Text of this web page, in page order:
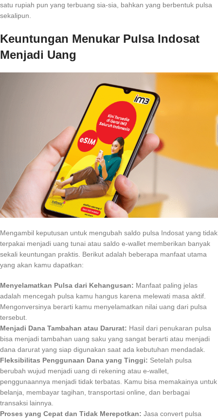
satu rupiah pun yang terbuang sia-sia, bahkan yang berbentuk pulsa
sekalipun.
Keuntungan Menukar Pulsa Indosat
Menjadi Uang
Mengambil keputusan untuk mengubah saldo pulsa Indosat yang tidak
terpakai menjadi uang tunai atau saldo e-wallet memberikan banyak
sekali keuntungan praktis. Berikut adalah beberapa manfaat utama
yang akan kamu dapatkan:
Menyelamatkan Pulsa dari Kehangusan: Manfaat paling jelas
adalah mencegah pulsa kamu hangus karena melewati masa aktif.
Mengonversinya berarti kamu menyelamatkan nilai uang dari pulsa
tersebut.
Menjadi Dana Tambahan atau Darurat: Hasil dari penukaran pulsa
bisa menjadi tambahan uang saku yang sangat berarti atau menjadi
dana darurat yang siap digunakan saat ada kebutuhan mendadak.
Fleksibilitas Penggunaan Dana yang Tinggi: Setelah pulsa
berubah wujud menjadi uang di rekening atau e-wallet,
penggunaannya menjadi tidak terbatas. Kamu bisa memakainya untuk
belanja, membayar tagihan, transportasi online, dan berbagai
transaksi lainnya.
Proses yang Cepat dan Tidak Merepotkan: Jasa convert pulsa